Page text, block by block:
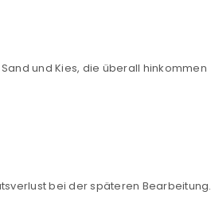
Passworts wird an deine E-
und Kies, die überall hinkommen
bei der späteren Bearbeitung.